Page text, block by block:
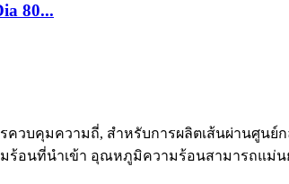
80...
ควบคุมความถี่, สำหรับการผลิตเส้นผ่านศูน
ร้อนที่นำเข้า อุณหภูมิความร้อนสามารถแม่น